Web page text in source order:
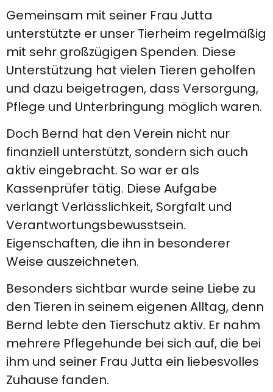
Gemeinsam mit seiner Frau Jutta
unterstützte er unser Tierheim regelmäßig
mit sehr großzügigen Spenden. Diese
Unterstützung hat vielen Tieren geholfen
und dazu beigetragen, dass Versorgung,
Pflege und Unterbringung möglich waren.
Doch Bernd hat den Verein nicht nur
finanziell unterstützt, sondern sich auch
aktiv eingebracht. So war er als
Kassenprüfer tätig. Diese Aufgabe
verlangt Verlässlichkeit, Sorgfalt und
Verantwortungsbewusstsein.
Eigenschaften, die ihn in besonderer
Weise auszeichneten.
Besonders sichtbar wurde seine Liebe zu
den Tieren in seinem eigenen Alltag, denn
Bernd lebte den Tierschutz aktiv. Er nahm
mehrere Pflegehunde bei sich auf, die bei
ihm und seiner Frau Jutta ein liebesvolles
Zuhause fanden.